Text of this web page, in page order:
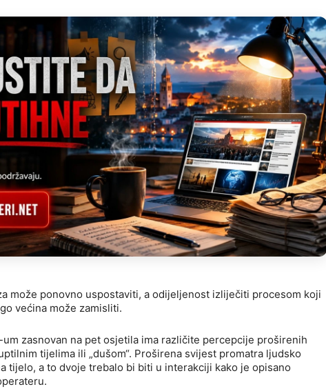
može ponovno uspostaviti, a odijeljenost izliječiti procesom koji
većina može zamisliti.
zasnovan na pet osjetila ima različite percepcije proširenih
tijelima ili „dušom“. Proširena svijest promatra ljudsko
tijelo, a to dvoje trebalo bi biti u interakciji kako je opisano